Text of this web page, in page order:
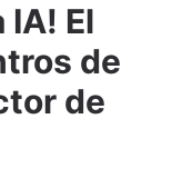
IA! El
de
de